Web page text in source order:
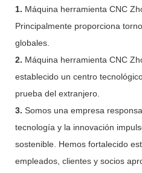
1. Máquina herramienta CNC
Principalmente proporciona
globales.
2. Máquina herramienta CNC
establecido un centro
prueba del extranjero.
3. Somos una empresa
tecnología y la innovación
sostenible. Hemos fortalecido
empleados, clientes y socios